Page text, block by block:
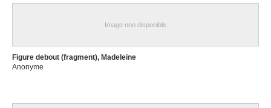
Image non disponible
Figure debout (fragment), Madeleine
Anonyme